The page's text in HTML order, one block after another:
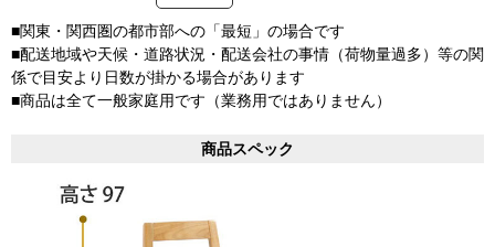
■関東・関西圏の都市部への「最短」の場合です
■配送地域や天候・道路状況・配送会社の事情（荷物量過多）等の関
係で目安より日数が掛かる場合があります
■商品は全て一般家庭用です（業務用ではありません）
商品スペック